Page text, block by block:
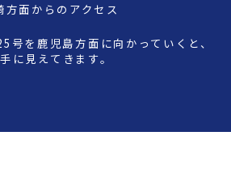
方面からのアクセス
号を鹿児島方面に向かっていくと、
に見えてきます。